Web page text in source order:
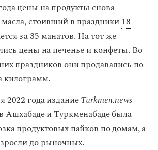
цены на продукты снова
стоивший в праздники18
за35 манатов. На тот же
цены на печенье и конфеты. Во
праздников они продавались по
килограмм.
2022 года изданиеTurkmen.news
Ашхабаде и Туркменабаде была
продуктовых пайков по домам, а
до рыночных.